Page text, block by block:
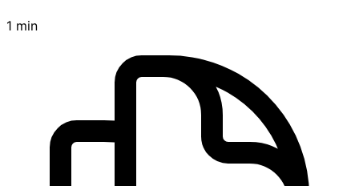
1 min